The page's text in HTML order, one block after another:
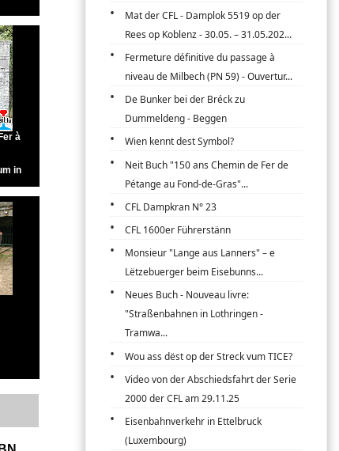
Mat der CFL - Damplok 5519 op der
Rees op Koblenz - 30.05. – 31.05.202...
Fermeture définitive du passage à
niveau de Milbech (PN 59) - Ouvertur...
De Bunker bei der Bréck zu
Dummeldeng - Beggen
Wien kennt dest Symbol?
Neit Buch "150 ans Chemin de Fer de
Pétange au Fond-de-Gras"...
CFL Dampkran N° 23
CFL 1600er Führerstänn
Monsieur "Lange aus Lanners" – e
Lëtzebuerger beim Eisebunns...
Neues Buch - Nouveau livre:
"Straßenbahnen in Lothringen -
Tramwa...
Wou ass dëst op der Streck vum TICE?
Video von der Abschiedsfahrt der Serie
2000 der CFL am 29.11.25
Eisenbahnverkehr in Ettelbruck
(Luxembourg)